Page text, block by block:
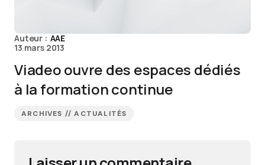
Auteur : AAE
13 mars 2013
Viadeo ouvre des espaces dédiés
à la formation continue
ARCHIVES // ACTUALITÉS